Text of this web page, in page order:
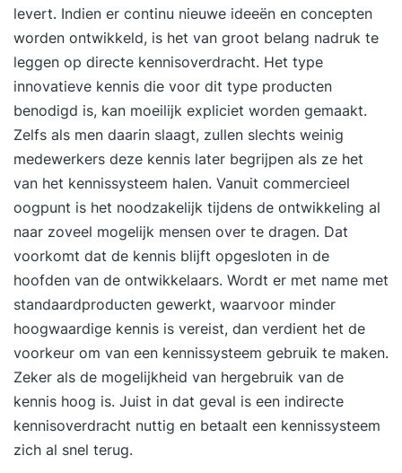
levert. Indien er continu nieuwe ideeën en concepten
worden ontwikkeld, is het van groot belang nadruk te
leggen op directe kennisoverdracht. Het type
innovatieve kennis die voor dit type producten
benodigd is, kan moeilijk expliciet worden gemaakt.
Zelfs als men daarin slaagt, zullen slechts weinig
medewerkers deze kennis later begrijpen als ze het
van het kennissysteem halen. Vanuit commercieel
oogpunt is het noodzakelijk tijdens de ontwikkeling al
naar zoveel mogelijk mensen over te dragen. Dat
voorkomt dat de kennis blijft opgesloten in de
hoofden van de ontwikkelaars. Wordt er met name met
standaardproducten gewerkt, waarvoor minder
hoogwaardige kennis is vereist, dan verdient het de
voorkeur om van een kennissysteem gebruik te maken.
Zeker als de mogelijkheid van hergebruik van de
kennis hoog is. Juist in dat geval is een indirecte
kennisoverdracht nuttig en betaalt een kennissysteem
zich al snel terug.